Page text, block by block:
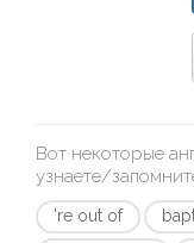
Вот некоторые
узнаете/
're out of